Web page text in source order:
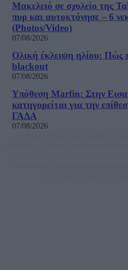
Μακελειό σε σχολείο της
πυρ και αυτοκτόνησε – 6
(Photos/Video)
07/08/2026
Ολική έκλειψη ηλίου: Πώς
blackout
07/08/2026
Υπόθεση Marfin: Στην
κατηγορείται για την
ΓΑΔΑ
07/08/2026